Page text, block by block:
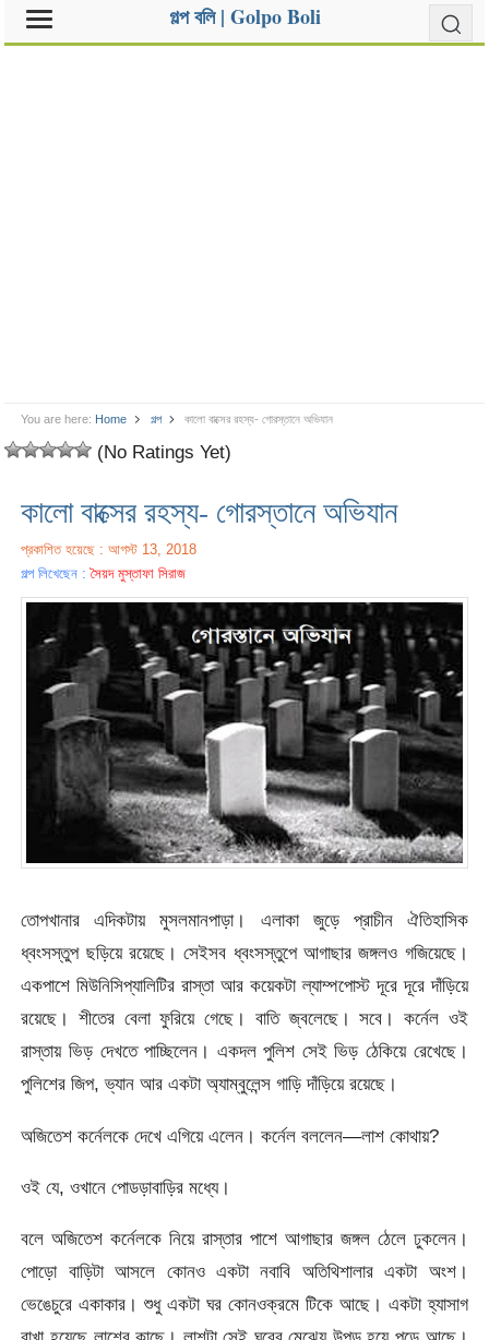
গল্প বলি | Golpo Boli
You are here: Home গল্প কালো বাক্সের রহস্য- গোরস্তানে অভিযান
(No Ratings Yet)
কালো বাক্সের রহস্য- গোরস্তানে অভিযান
প্রকাশিত হয়েছে : আগস্ট 13, 2018
গল্প লিখেছেন :সৈয়দ মুস্তাফা সিরাজ
তোপখানার এদিকটায় মুসলমানপাড়া। এলাকা জুড়ে প্রাচীন ঐতিহাসিক
ধ্বংসস্তুপ ছড়িয়ে রয়েছে। সেইসব ধ্বংসস্তুপে আগাছার জঙ্গলও গজিয়েছে।
একপাশে মিউনিসিপ্যালিটির রাস্তা আর কয়েকটা ল্যাম্পপোস্ট দূরে দূরে দাঁড়িয়ে
রয়েছে। শীতের বেলা ফুরিয়ে গেছে। বাতি জ্বলেছে। সবে। কর্নেল ওই
রাস্তায় ভিড় দেখতে পাচ্ছিলেন। একদল পুলিশ সেই ভিড় ঠেকিয়ে রেখেছে।
পুলিশের জিপ, ভ্যান আর একটা অ্যাম্বুলেন্স গাড়ি দাঁড়িয়ে রয়েছে।
অজিতেশ কর্নেলকে দেখে এগিয়ে এলেন। কর্নেল বললেন—লাশ কোথায়?
ওই যে, ওখানে পোডড়াবাড়ির মধ্যে।
বলে অজিতেশ কর্নেলকে নিয়ে রাস্তার পাশে আগাছার জঙ্গল ঠেলে ঢুকলেন।
পোড়ো বাড়িটা আসলে কোনও একটা নবাবি অতিথিশালার একটা অংশ।
ভেঙেচুরে একাকার। শুধু একটা ঘর কোনওক্রমে টিকে আছে। একটা হ্যাসাগ